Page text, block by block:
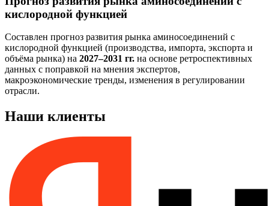
кислородной функцией
Составлен прогноз развития рынка аминосоединений с
кислородной функцией (производства, импорта, экспорта и
объёма рынка) на 2027–2031 гг. на основе ретроспективных
данных с поправкой на мнения экспертов,
макроэкономические тренды, изменения в регулировании
отрасли.
Наши клиенты